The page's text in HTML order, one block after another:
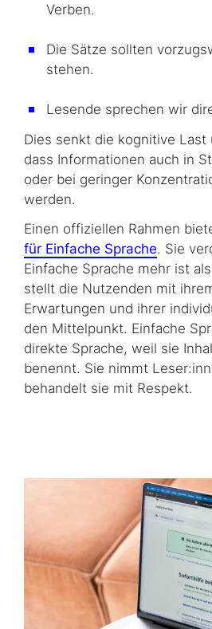
Verben.
Die Sätze sollten
stehen.
Lesende sprechen wir
Dies senkt die kognitive Last
dass Informationen auch in
oder bei geringer
werden.
Einen offiziellen Rahmen
für Einfache Sprache. Sie
Einfache Sprache mehr ist
stellt die Nutzenden mit
Erwartungen und ihrer
den Mittelpunkt. Einfache
direkte Sprache, weil sie
benennt. Sie nimmt
behandelt sie mit Respekt.